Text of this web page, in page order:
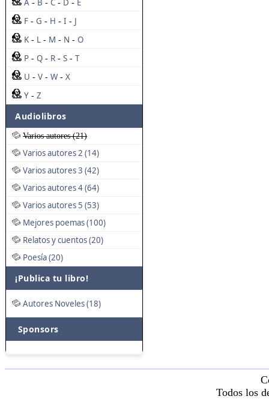
A - B - C - D - E
F - G - H - I - J
K - L - M - N - O
P - Q - R - S - T
U - V - W - X
Y - Z
Audiolibros
Varios autores (21)
Varios autores 2 (14)
Varios autores 3 (42)
Varios autores 4 (64)
Varios autores 5 (53)
Mejores poemas (100)
Relatos y cuentos (20)
Poesía (20)
¡Publica tu libro!
Autores Noveles (18)
Sponsors
Todos los